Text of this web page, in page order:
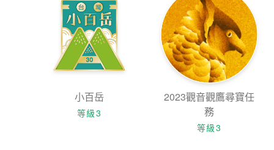
小百岳
等級3
2023觀音觀鷹尋寶任
務
等級3